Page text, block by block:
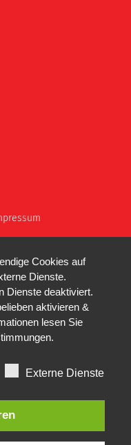
Cookies auf
Dienste.
Dienste deaktiviert.
aktivieren &
lesen Sie
.
Externe Dienste